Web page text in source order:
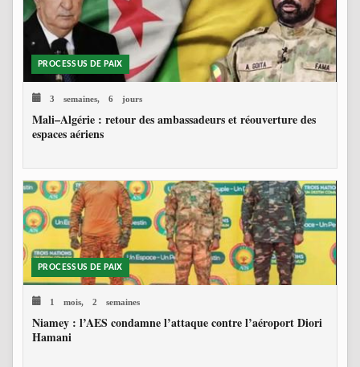
PROCESSUS DE PAIX
3 semaines, 6 jours
Mali–Algérie : retour des ambassadeurs et réouverture des
espaces aériens
PROCESSUS DE PAIX
1 mois, 2 semaines
Niamey : l’AES condamne l’attaque contre l’aéroport Diori
Hamani